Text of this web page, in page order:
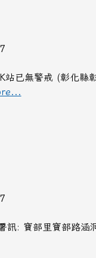
站已無警戒 (彰化縣
: 寶部里寶部路涵